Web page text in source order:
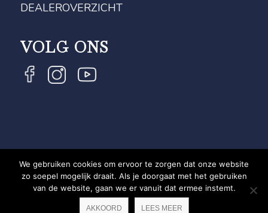
DEALEROVERZICHT
VOLG ONS
COPYRIGHT JRS - EQUESTRIAN BRAND EXPERT -
PRIVACYVERKLARING
WEBSITE DOOR NEWMORE
We gebruiken cookies om ervoor te zorgen dat onze website
zo soepel mogelijk draait. Als je doorgaat met het gebruiken
van de website, gaan we er vanuit dat ermee instemt.
AKKOORD LEES MEER